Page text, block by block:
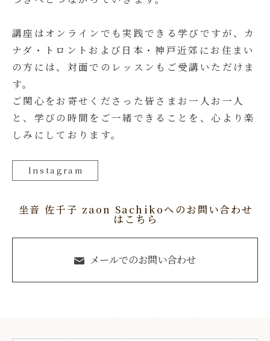
講座はオンラインでも実践できる学びですが、カ
ナダ・トロントおよび日本・神戸近郊にお住まい
の方には、対面でのレッスンもご受講いただけま
す。
ご関心をお寄せくださった皆さまお一人お一人
と、学びの時間をご一緒できることを、心より楽
しみにしております。
Instagram
坐音 佐千子 zaon Sachikoへのお問い合わせ
はこちら
メールでのお問い合わせ